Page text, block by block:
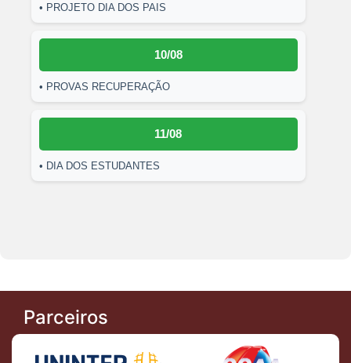
• PROJETO DIA DOS PAIS
10/08
• PROVAS RECUPERAÇÃO
11/08
• DIA DOS ESTUDANTES
Parceiros